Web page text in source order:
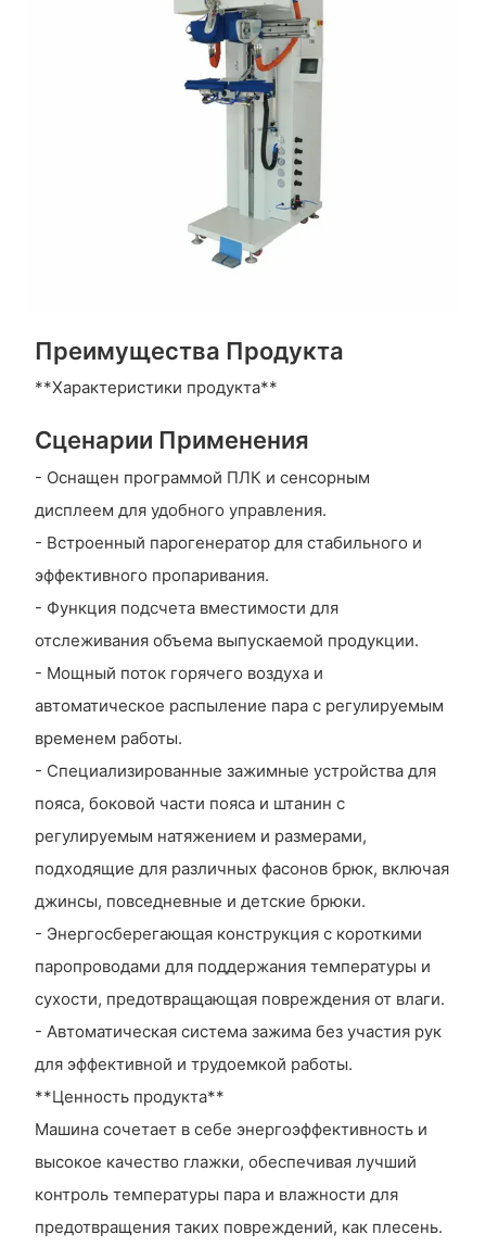
Преимущества Продукта
**Характеристики продукта**
Сценарии Применения
- Оснащен программой ПЛК и сенсорным
дисплеем для удобного управления.
- Встроенный парогенератор для стабильного и
эффективного пропаривания.
- Функция подсчета вместимости для
отслеживания объема выпускаемой продукции.
- Мощный поток горячего воздуха и
автоматическое распыление пара с регулируемым
временем работы.
- Специализированные зажимные устройства для
пояса, боковой части пояса и штанин с
регулируемым натяжением и размерами,
подходящие для различных фасонов брюк, включая
джинсы, повседневные и детские брюки.
- Энергосберегающая конструкция с короткими
паропроводами для поддержания температуры и
сухости, предотвращающая повреждения от влаги.
- Автоматическая система зажима без участия рук
для эффективной и трудоемкой работы.
**Ценность продукта**
Машина сочетает в себе энергоэффективность и
высокое качество глажки, обеспечивая лучший
контроль температуры пара и влажности для
предотвращения таких повреждений, как плесень.